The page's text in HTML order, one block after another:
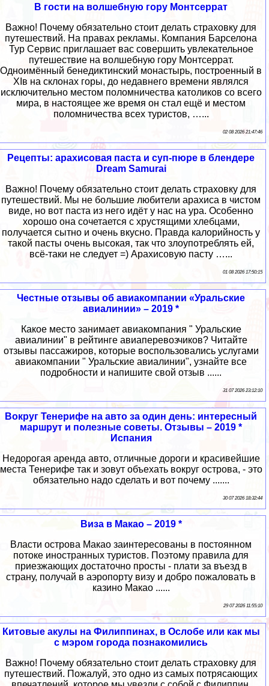
В гости на волшебную гору Монтсеррат
Важно! Почему обязательно стоит делать страховку для
путешествий. На правах рекламы. Компания Барселона
Тур Сервис приглашает вас совершить увлекательное
путешествие на волшебную гору Монтсеррат.
Одноимённый бенедиктинский монастырь, построенный в
ХIв на склонах горы, до недавнего времени являлся
исключительно местом поломничества католиков со всего
мира, в настоящее же время он стал ещё и местом
поломничества всех туристов, …...
02 08 2026 21:47:46
Рецепты: арахисовая паста и суп-пюре в блендере
Dream Samurai
Важно! Почему обязательно стоит делать страховку для
путешествий. Мы не большие любители арахиса в чистом
виде, но вот паста из него идёт у нас на ура. Особенно
хорошо она сочетается с хрустящими хлебцами,
получается сытно и очень вкусно. Правда калорийность у
такой пасты очень высокая, так что злоупотреблять ей,
всё-таки не следует =) Арахисовую пасту …...
01 08 2026 17:50:15
Честные отзывы об авиакомпании «Уральские
авиалинии» – 2019 *
Какое место занимает авиакомпания " Уральские
авиалинии" в рейтинге авиаперевозчиков? Читайте
отзывы пассажиров, которые воспользовались услугами
авиакомпании " Уральские авиалинии", узнайте все
подробности и напишите свой отзыв ......
31 07 2026 23:12:10
Вокруг Тенерифе на авто за один день: интересный
маршрут и полезные советы. Отзывы – 2019 *
Испания
Недорогая аренда авто, отличные дороги и красивейшие
места Тенерифе так и зовут объехать вокруг острова, - это
обязательно надо сделать и вот почему .......
30 07 2026 18:32:44
Виза в Макао – 2019 *
Власти острова Макао заинтересованы в постоянном
потоке иностранных туристов. Поэтому правила для
приезжающих достаточно просты - плати за въезд в
страну, получай в аэропорту визу и добро пожаловать в
казино Макао ......
29 07 2026 11:55:10
Китовые акулы на Филиппинах, в Ослобе или как мы
с мэром города познакомились
Важно! Почему обязательно стоит делать страховку для
путешествий. Пожалуй, это одно из самых потрясающих